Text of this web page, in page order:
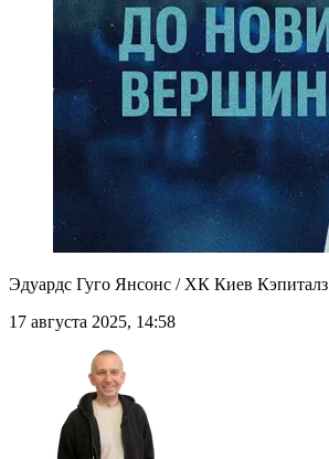
Эдуардс Гуго Янсонс / ХК Киев Кэпиталз
17 августа 2025, 14:58